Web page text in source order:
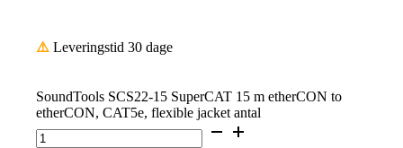
⚠️ Leveringstid 30 dage
SoundTools SCS22-15 SuperCAT 15 m etherCON to
etherCON, CAT5e, flexible jacket antal